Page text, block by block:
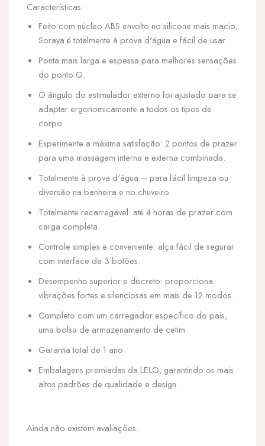
Características:
Feito com núcleo ABS envolto no silicone mais macio,
Soraya é totalmente à prova d'água e fácil de usar.
Ponta mais larga e espessa para melhores sensações
do ponto G.
O ângulo do estimulador externo foi ajustado para se
adaptar ergonomicamente a todos os tipos de
corpo.
Experimente a máxima satisfação: 2 pontos de prazer
para uma massagem interna e externa combinada.
Totalmente à prova d'água – para fácil limpeza ou
diversão na banheira e no chuveiro.
Totalmente recarregável: até 4 horas de prazer com
carga completa.
Controle simples e conveniente: alça fácil de segurar
com interface de 3 botões.
Desempenho superior e discreto: proporciona
vibrações fortes e silenciosas em mais de 12 modos.
Completo com um carregador específico do país,
uma bolsa de armazenamento de cetim
Garantia total de 1 ano
Embalagens premiadas da LELO, garantindo os mais
altos padrões de qualidade e design.
Ainda não existem avaliações.